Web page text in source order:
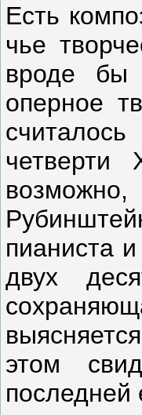
Есть
чье
вроде бы
оперное
четверти
пианиста
двух
этом
последней